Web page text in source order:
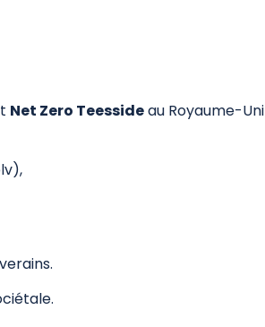
Net Zero Teessideau Royaume-Uni